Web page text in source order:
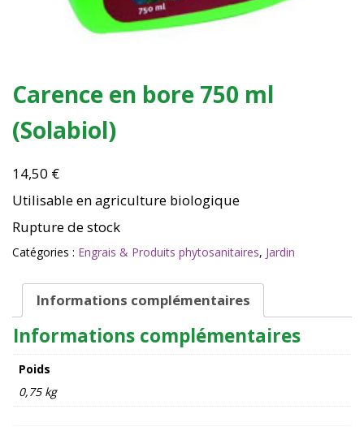
Carence en bore 750 ml
(Solabiol)
14,50 €
Utilisable en agriculture biologique
Rupture de stock
Catégories : Engrais & Produits phytosanitaires, Jardin
Informations complémentaires
Informations complémentaires
Poids
0,75 kg